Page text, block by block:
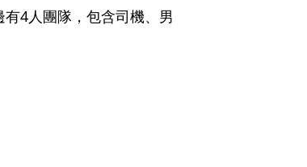
4人團隊，包含司機、男